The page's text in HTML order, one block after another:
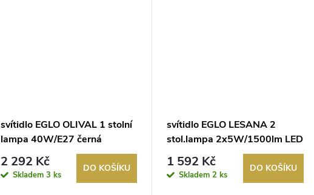
svítidlo EGLO OLIVAL 1 stolní
lampa 40W/E27 černá
2 292 Kč
Skladem 3 ks
DO KOŠÍKU
svítidlo EGLO LESANA 2
stol.lampa 2x5W/1500lm LED
3000K chrom
1 592 Kč
Skladem2 ks
DO KOŠÍKU